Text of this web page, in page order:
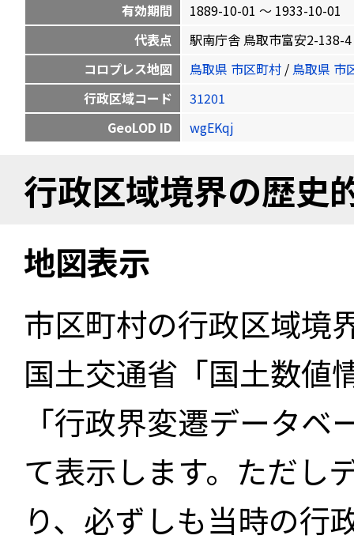
有効期間
1889-10-01 〜 1933-10-01
代表点
駅南庁舎 鳥取市富安2-138-
コロプレス地図
鳥取県 市区町村 / 鳥取県 市
行政区域コード
31201
GeoLOD ID
wgEKqj
行政区域境界の歴史
地図表示
市区町村の行政区域境
国土交通省「国土数値
「行政界変遷データ
て表示します。ただし
り、必ずしも当時の行